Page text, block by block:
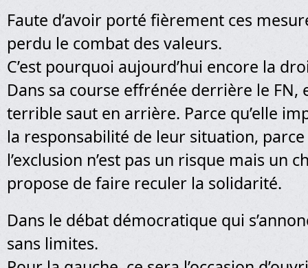
Faute d’avoir porté fièrement ces
perdu le combat des valeurs.
C’est pourquoi aujourd’hui encore la
Dans sa course effrénée derrière le FN,
terrible saut en arrière. Parce qu’elle
la responsabilité de leur situation,
l’exclusion n’est pas un risque mais un
propose de faire reculer la solidarité.
Dans le débat démocratique qui
sans limites.